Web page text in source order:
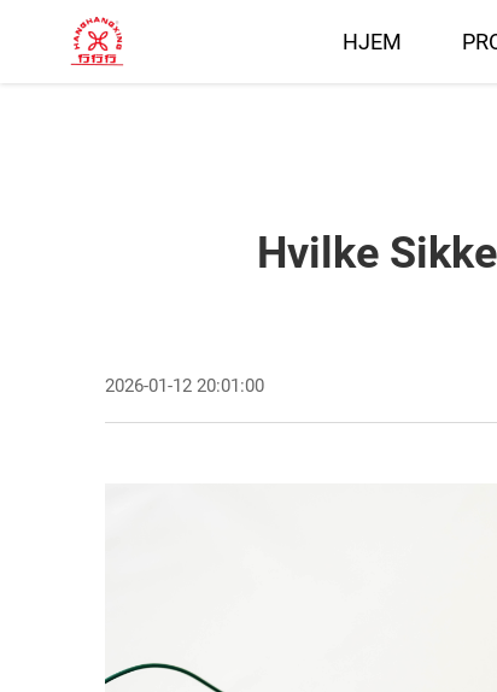
HJEM
Hvilke
2026-01-12 20:01:00